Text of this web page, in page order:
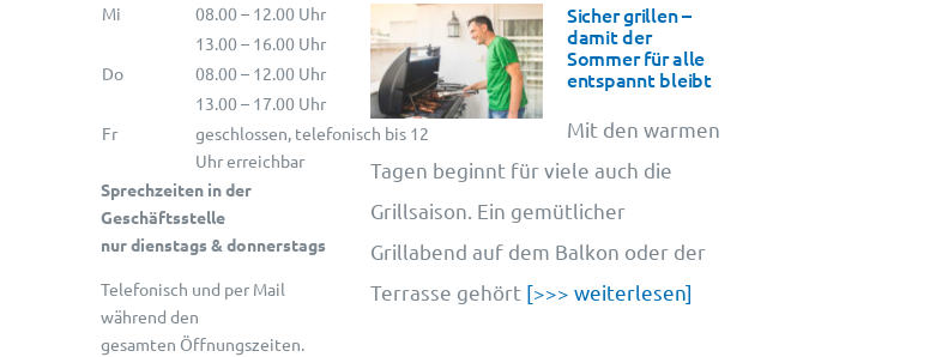
Mi
08.00 – 12.00 Uhr
13.00 – 16.00 Uhr
Do
08.00 – 12.00 Uhr
13.00 – 17.00 Uhr
Fr
geschlossen, telefonisch bis 12
Uhr erreichbar
Sprechzeiten in der
Geschäftsstelle
nur dienstags & donnerstags
Telefonisch und per Mail
während den
gesamten Öffnungszeiten.
Sicher grillen –
damit der
Sommer für alle
entspannt bleibt
Mit den warmen
Tagen beginnt für viele auch die
Grillsaison. Ein gemütlicher
Grillabend auf dem Balkon oder der
Terrasse gehört[>>> weiterlesen]